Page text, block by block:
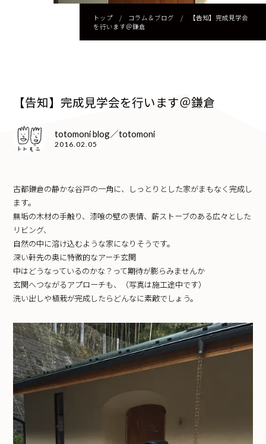
トップ/ コラム＆ブログ /
【告知】完成見学会
を行います＠鎌倉
【告知】完成見学会を行います＠鎌倉
totomoni blog／totomoni
2016.02.05
古都鎌倉の静かな谷戸の一角に、しっとりとした家がまもなく完成し
ます。
無垢の木材の手触り、漆喰の壁の表情、薪ストーブのある広々とした
リビング、
自然の中に溶け込むような家になりそうです。
深い軒先の奥に特徴的なアーチ玄関
中はどうなっているのかな？って期待が膨らみませんか
玄関へつながるアプローチも、（写真は施工途中です）
洗い出しや植栽が完成したらどんなに素敵でしょう。